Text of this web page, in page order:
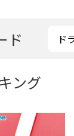
ド
ング